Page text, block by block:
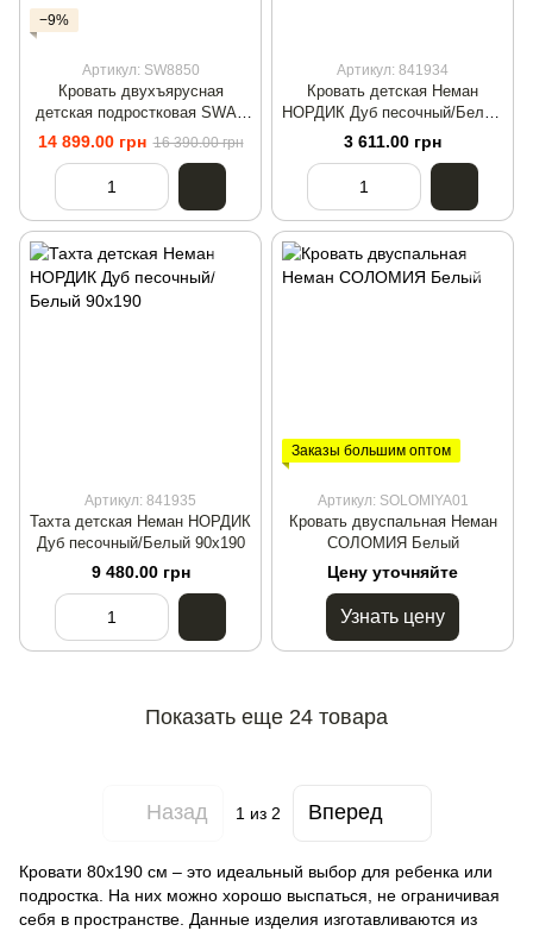
−9%
Артикул: SW8850
Кровать двухъярусная
детская подростковая SWAY
90x200 Дуб сонома/Антрацит
14 899.00 грн 16 390.00 грн
Артикул: 841934
Кровать детская Неман
НОРДИК Дуб песочный/Белый
120х200
3 611.00 грн
Артикул: 841935
Тахта детская Неман НОРДИК
Дуб песочный/Белый 90х190
9 480.00 грн
Заказы большим оптом
Артикул: SOLOMIYA01
Кровать двуспальная Неман
СОЛОМИЯ Белый
Цену уточняйте
Узнать цену
Показать еще 24 товара
Назад 1 из 2 Вперед
Кровати 80x190 см – это идеальный выбор для ребенка или
подростка. На них можно хорошо выспаться, не ограничивая
себя в пространстве. Данные изделия изготавливаются из